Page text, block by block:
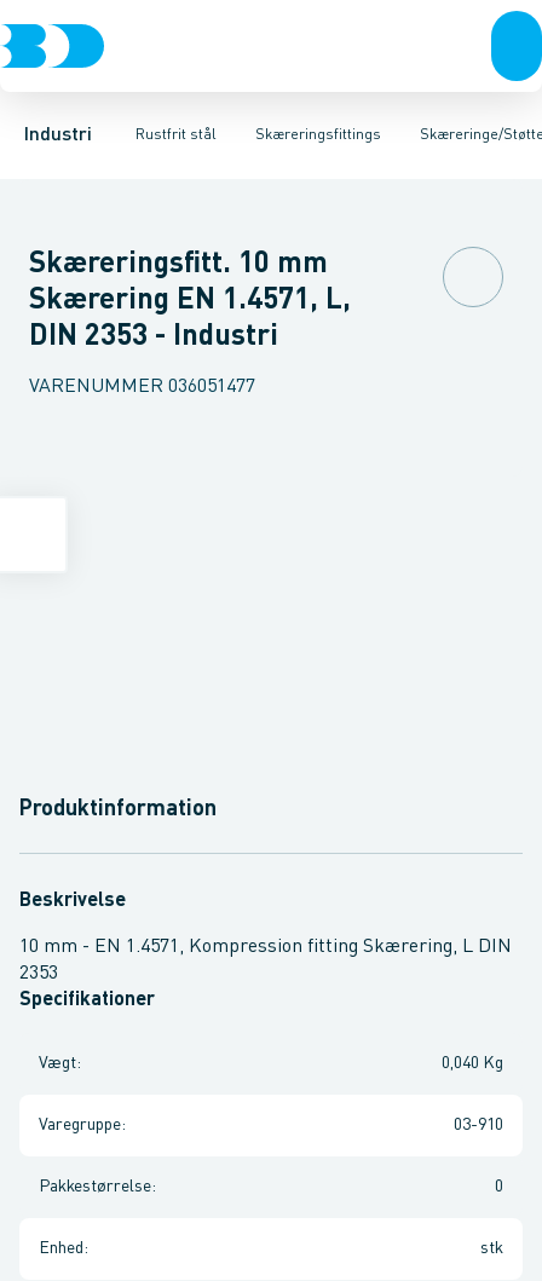
Industri Rustfrit stål
VentilerRustfrit stålSort stålGalvaniseret stål PlastIndustri
Skæreringsfittings
Svejsefittings ASTM svejsefittingsLevnedsmiddel fittings
Skæreringe/
VinklerUnionerT-stykker Overgange med nippelOvergange
Skæreringsfitt. 10 mm
Skærering EN 1.4571, L,
DIN 2353 - Industri
VARENUMMER 036051477
Produktinformation
Beskrivelse
10 mm - EN 1.4571, Kompression fitting Skærering, L DIN
2353
Specifikationer
Vægt: 0,040 Kg
Varegruppe: 03-910
Pakkestørrelse: 0
Enhed : stk